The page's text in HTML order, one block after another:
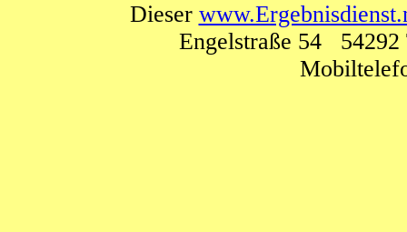
Dieser
Engelstraße 54